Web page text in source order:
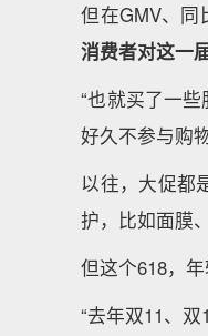
但在GMV、同
消费者对这一
“也就买了一
好久不参与购
以往，大促都
护，比如面膜
但这个618，年
“去年双11、